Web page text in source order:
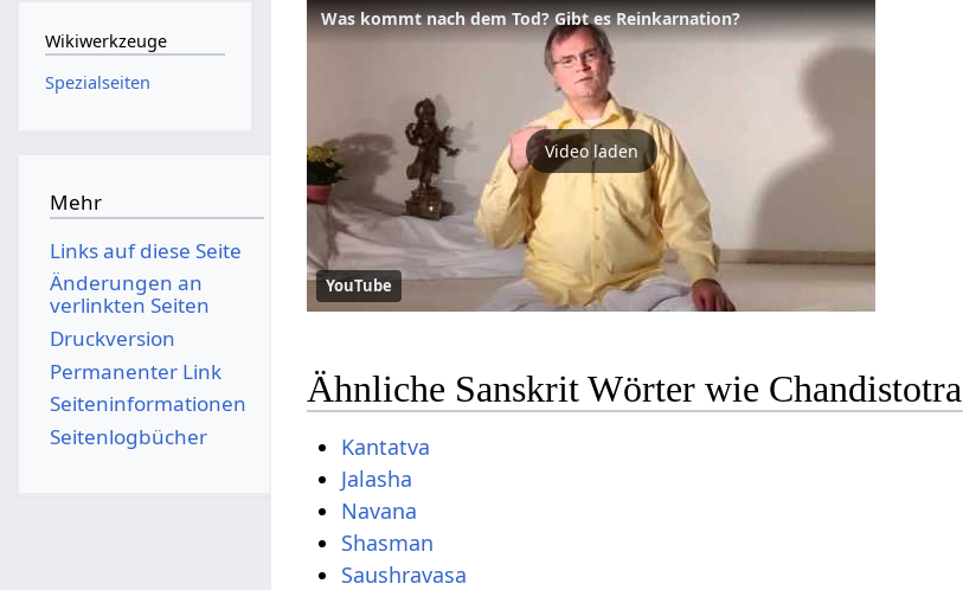
Was kommt nach dem Tod? Gibt es Reinkarnation?
Video laden
YouTube
Ähnliche Sanskrit Wörter wie Chandistotra
Kantatva
Jalasha
Navana
Shasman
Saushravasa
Wikiwerkzeuge
Spezialseiten
Mehr
Links auf diese Seite
Änderungen an
verlinkten Seiten
Druckversion
Permanenter Link
Seiten­­informationen
Seitenlogbücher